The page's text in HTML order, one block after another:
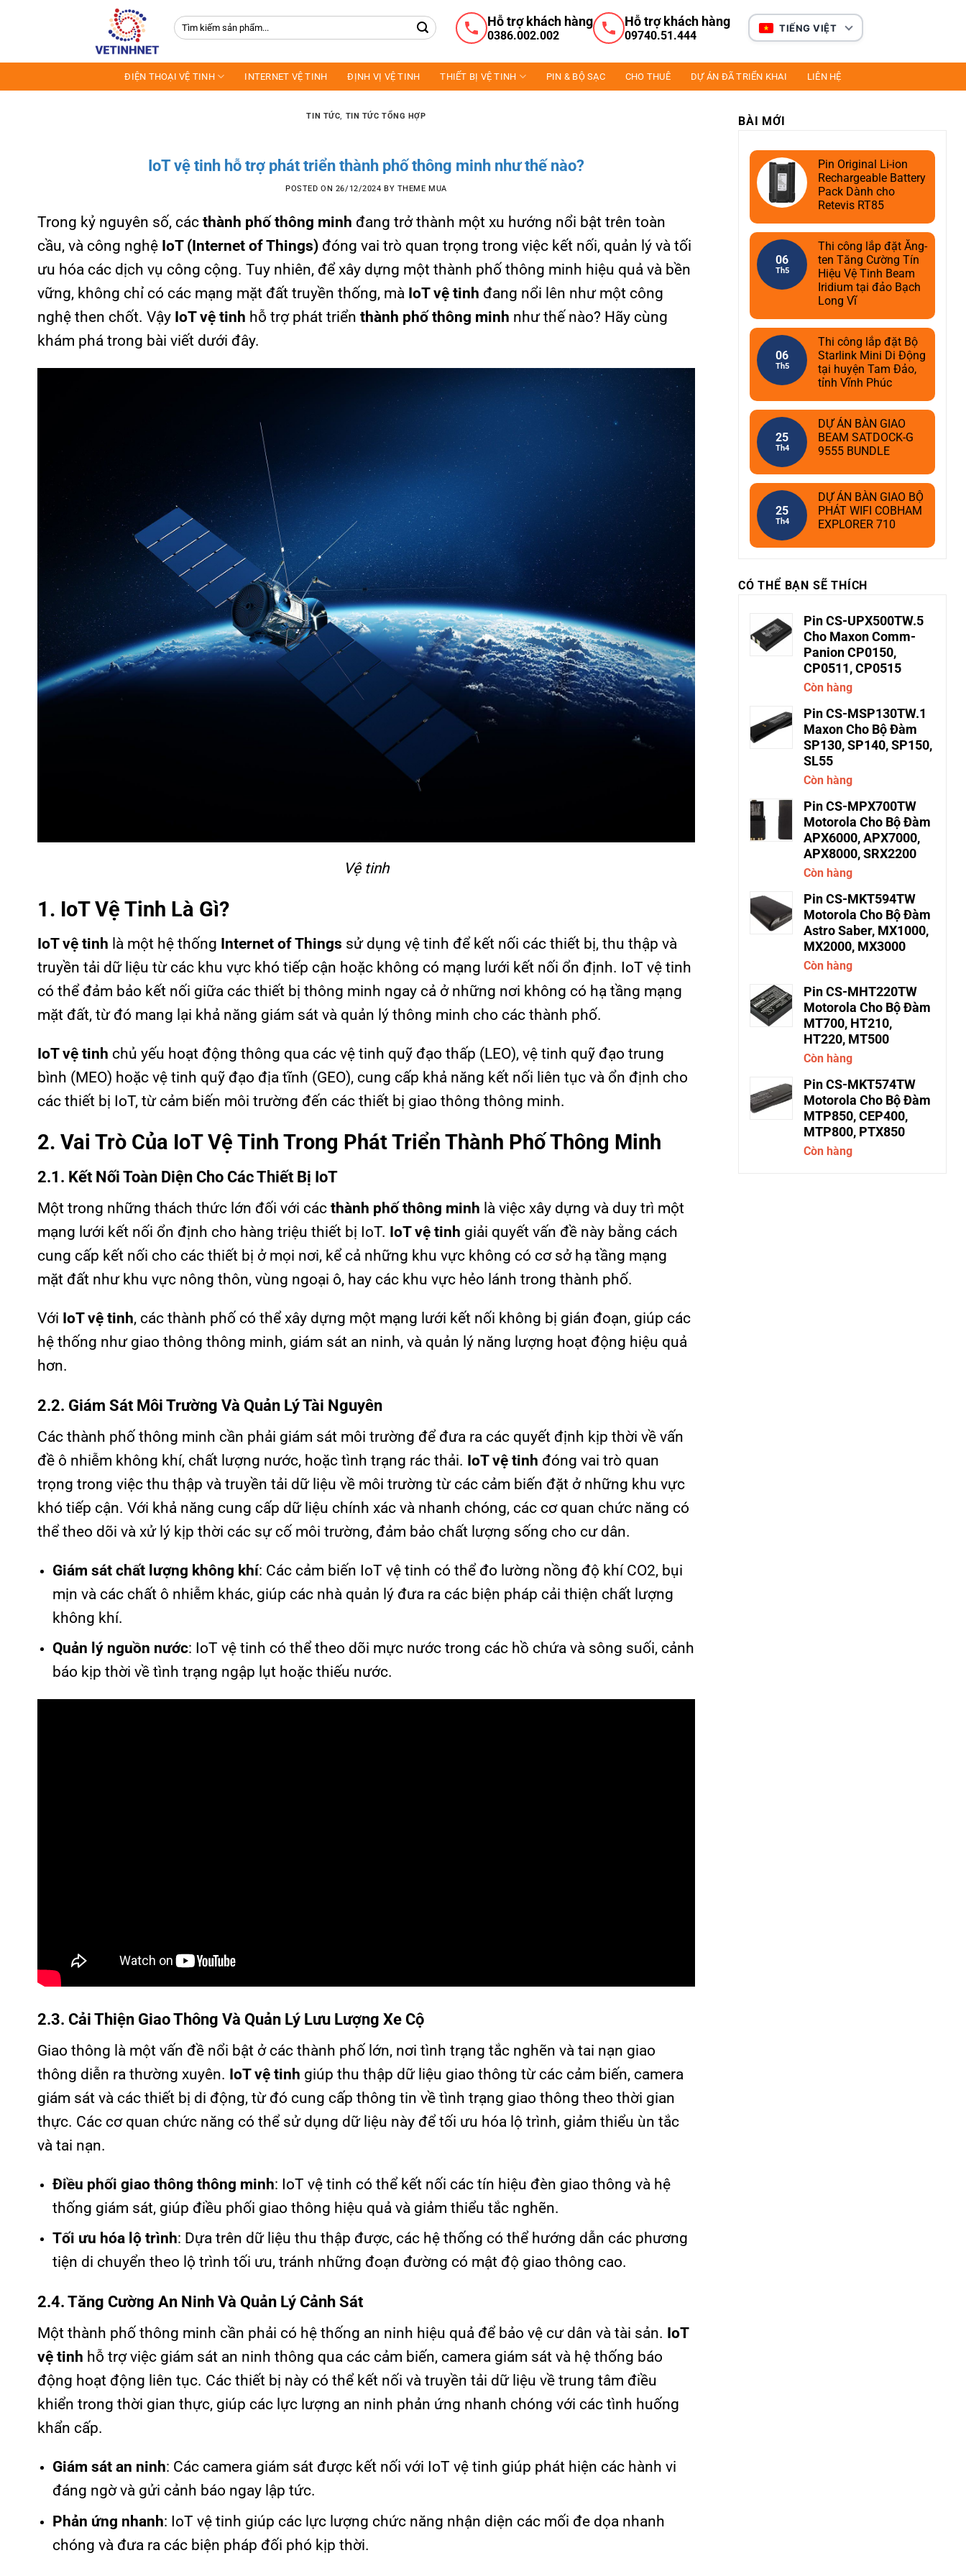
Tìm
kiếm:
Hỗ trợ khách hàng
0386.002.002
Hỗ trợ khách hàng
09740.51.444
TIẾNG VIỆT
ĐIỆN THOẠI VỆ TINH INTERNET VỆ TINH ĐỊNH VỊ VỆ TINH THIẾT BỊ VỆ TINH PIN & BỘ SẠC CHO THUÊ DỰ ÁN ĐÃ TRIỂN KHAI LIÊN HỆ
TIN TỨC, TIN TỨC TỔNG HỢP
IoT vệ tinh hỗ trợ phát triển thành phố thông minh như thế nào?
POSTED ON 26/12/2024 BY THEME MUA
Trong kỷ nguyên số, các thành phố thông minh đang trở thành một xu hướng nổi bật trên toàn
cầu, và công nghệ IoT (Internet of Things) đóng vai trò quan trọng trong việc kết nối, quản lý và tối
ưu hóa các dịch vụ công cộng. Tuy nhiên, để xây dựng một thành phố thông minh hiệu quả và bền
vững, không chỉ có các mạng mặt đất truyền thống, mà IoT vệ tinh đang nổi lên như một công
nghệ then chốt. Vậy IoT vệ tinh hỗ trợ phát triển thành phố thông minh như thế nào? Hãy cùng
khám phá trong bài viết dưới đây.
Vệ tinh
1. IoT Vệ Tinh Là Gì?
IoT vệ tinh là một hệ thống Internet of Things sử dụng vệ tinh để kết nối các thiết bị, thu thập và
truyền tải dữ liệu từ các khu vực khó tiếp cận hoặc không có mạng lưới kết nối ổn định. IoT vệ tinh
có thể đảm bảo kết nối giữa các thiết bị thông minh ngay cả ở những nơi không có hạ tầng mạng
mặt đất, từ đó mang lại khả năng giám sát và quản lý thông minh cho các thành phố.
IoT vệ tinh chủ yếu hoạt động thông qua các vệ tinh quỹ đạo thấp (LEO), vệ tinh quỹ đạo trung
bình (MEO) hoặc vệ tinh quỹ đạo địa tĩnh (GEO), cung cấp khả năng kết nối liên tục và ổn định cho
các thiết bị IoT, từ cảm biến môi trường đến các thiết bị giao thông thông minh.
2. Vai Trò Của IoT Vệ Tinh Trong Phát Triển Thành Phố Thông Minh
2.1. Kết Nối Toàn Diện Cho Các Thiết Bị IoT
Một trong những thách thức lớn đối với các thành phố thông minh là việc xây dựng và duy trì một
mạng lưới kết nối ổn định cho hàng triệu thiết bị IoT. IoT vệ tinh giải quyết vấn đề này bằng cách
cung cấp kết nối cho các thiết bị ở mọi nơi, kể cả những khu vực không có cơ sở hạ tầng mạng
mặt đất như khu vực nông thôn, vùng ngoại ô, hay các khu vực hẻo lánh trong thành phố.
Với IoT vệ tinh, các thành phố có thể xây dựng một mạng lưới kết nối không bị gián đoạn, giúp các
hệ thống như giao thông thông minh, giám sát an ninh, và quản lý năng lượng hoạt động hiệu quả
hơn.
2.2. Giám Sát Môi Trường Và Quản Lý Tài Nguyên
Các thành phố thông minh cần phải giám sát môi trường để đưa ra các quyết định kịp thời về vấn
đề ô nhiễm không khí, chất lượng nước, hoặc tình trạng rác thải. IoT vệ tinh đóng vai trò quan
trọng trong việc thu thập và truyền tải dữ liệu về môi trường từ các cảm biến đặt ở những khu vực
khó tiếp cận. Với khả năng cung cấp dữ liệu chính xác và nhanh chóng, các cơ quan chức năng có
thể theo dõi và xử lý kịp thời các sự cố môi trường, đảm bảo chất lượng sống cho cư dân.
Giám sát chất lượng không khí: Các cảm biến IoT vệ tinh có thể đo lường nồng độ khí CO2, bụi
mịn và các chất ô nhiễm khác, giúp các nhà quản lý đưa ra các biện pháp cải thiện chất lượng
không khí.
Quản lý nguồn nước: IoT vệ tinh có thể theo dõi mực nước trong các hồ chứa và sông suối, cảnh
báo kịp thời về tình trạng ngập lụt hoặc thiếu nước.
2.3. Cải Thiện Giao Thông Và Quản Lý Lưu Lượng Xe Cộ
Giao thông là một vấn đề nổi bật ở các thành phố lớn, nơi tình trạng tắc nghẽn và tai nạn giao
thông diễn ra thường xuyên. IoT vệ tinh giúp thu thập dữ liệu giao thông từ các cảm biến, camera
giám sát và các thiết bị di động, từ đó cung cấp thông tin về tình trạng giao thông theo thời gian
thực. Các cơ quan chức năng có thể sử dụng dữ liệu này để tối ưu hóa lộ trình, giảm thiểu ùn tắc
và tai nạn.
Điều phối giao thông thông minh: IoT vệ tinh có thể kết nối các tín hiệu đèn giao thông và hệ
thống giám sát, giúp điều phối giao thông hiệu quả và giảm thiểu tắc nghẽn.
Tối ưu hóa lộ trình: Dựa trên dữ liệu thu thập được, các hệ thống có thể hướng dẫn các phương
tiện di chuyển theo lộ trình tối ưu, tránh những đoạn đường có mật độ giao thông cao.
2.4. Tăng Cường An Ninh Và Quản Lý Cảnh Sát
Một thành phố thông minh cần phải có hệ thống an ninh hiệu quả để bảo vệ cư dân và tài sản. IoT
vệ tinh hỗ trợ việc giám sát an ninh thông qua các cảm biến, camera giám sát và hệ thống báo
động hoạt động liên tục. Các thiết bị này có thể kết nối và truyền tải dữ liệu về trung tâm điều
khiển trong thời gian thực, giúp các lực lượng an ninh phản ứng nhanh chóng với các tình huống
khẩn cấp.
Giám sát an ninh: Các camera giám sát được kết nối với IoT vệ tinh giúp phát hiện các hành vi
đáng ngờ và gửi cảnh báo ngay lập tức.
Phản ứng nhanh: IoT vệ tinh giúp các lực lượng chức năng nhận diện các mối đe dọa nhanh
chóng và đưa ra các biện pháp đối phó kịp thời.
BÀI MỚI
Pin Original Li-ion
Rechargeable Battery
Pack Dành cho
Retevis RT85
06
Th5
Thi công lắp đặt Ăng-
ten Tăng Cường Tín
Hiệu Vệ Tinh Beam
Iridium tại đảo Bạch
Long Vĩ
06
Th5
Thi công lắp đặt Bộ
Starlink Mini Di Động
tại huyện Tam Đảo,
tỉnh Vĩnh Phúc
25
Th4
DỰ ÁN BÀN GIAO
BEAM SATDOCK-G
9555 BUNDLE
25
Th4
DỰ ÁN BÀN GIAO BỘ
PHÁT WIFI COBHAM
EXPLORER 710
CÓ THỂ BẠN SẼ THÍCH
Pin CS-UPX500TW.5
Cho Maxon Comm-
Panion CP0150,
CP0511, CP0515
Còn hàng
Pin CS-MSP130TW.1
Maxon Cho Bộ Đàm
SP130, SP140, SP150,
SL55
Còn hàng
Pin CS-MPX700TW
Motorola Cho Bộ Đàm
APX6000, APX7000,
APX8000, SRX2200
Còn hàng
Pin CS-MKT594TW
Motorola Cho Bộ Đàm
Astro Saber, MX1000,
MX2000, MX3000
Còn hàng
Pin CS-MHT220TW
Motorola Cho Bộ Đàm
MT700, HT210,
HT220, MT500
Còn hàng
Pin CS-MKT574TW
Motorola Cho Bộ Đàm
MTP850, CEP400,
MTP800, PTX850
Còn hàng